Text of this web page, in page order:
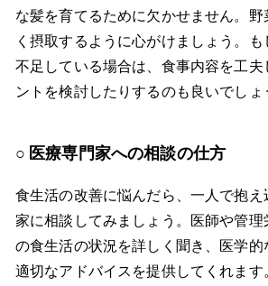
な髪を育てるために欠かせません。
く摂取するように心がけましょう。
不足している場合は、食事内容を工夫
ントを検討したりするのも良いでしょ
医療専門家への相談の仕方
食生活の改善に悩んだら、一人で抱え
家に相談してみましょう。医師や管理
の食生活の状況を詳しく聞き、医学的
適切なアドバイスを提供してくれます